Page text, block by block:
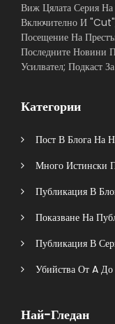
Виж Цялата Серия На
Включително И
Посещение На
Последните Новини
Усилвател; Подкаст
Категории
Пост В Блога На
Много Истински
Публикация В
Показване На
Публикация В
Убийства От A До
Най-Гледан